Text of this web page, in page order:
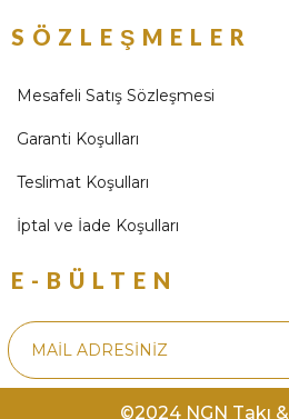
SÖZLEŞMELER
Mesafeli Satış Sözleşmesi
Garanti Koşulları
Teslimat Koşulları
İptal ve İade Koşulları
E-BÜLTEN
©2024 NGN Takı